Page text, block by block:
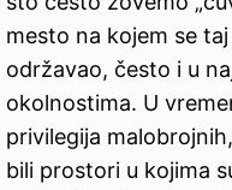
mesto na kojem se
održavao, često i u
okolnostima. U
privilegija
bili prostori u kojima